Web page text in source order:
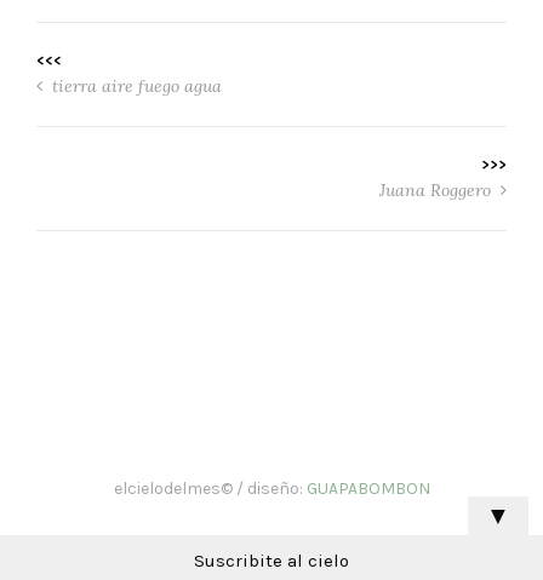
<<<
tierra aire fuego agua
>>>
Juana Roggero
elcielodelmes© / diseño: GUAPABOMBON
▼
Suscribite al cielo